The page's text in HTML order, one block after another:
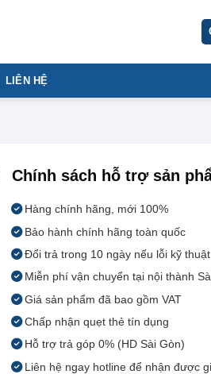
LIÊN HỆ
Chính sách hỗ trợ sản
Hàng chính hãng, mới 100%
Bảo hành chính hãng toàn quốc
Đổi trả trong 10 ngày nếu lỗi kỹ thuật
Miễn phí vận chuyển tại nội thành
Giá sản phẩm đã bao gồm VAT
Chấp nhận quẹt thẻ tín dụng
Hỗ trợ trả góp 0% (HD Sài Gòn)
Liên hệ ngay hotline để nhận được